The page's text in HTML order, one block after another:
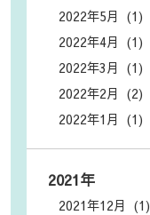
2022年5月 (1)
2022年4月 (1)
2022年3月 (1)
2022年2月 (2)
2022年1月 (1)
2021年
2021年12月 (1)